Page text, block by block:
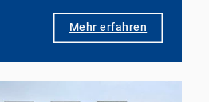
Mehr erfahren